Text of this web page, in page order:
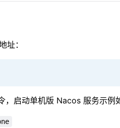
址：
启动单机版 Nacos 服务示例